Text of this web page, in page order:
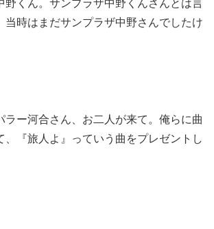
野くん。サンプラザ中野くんさんとは言
当時はまだサンプラザ中野さんでしたけ
ラー河合さん、お二人が来て。俺らに曲
、『旅人よ』っていう曲をプレゼントし